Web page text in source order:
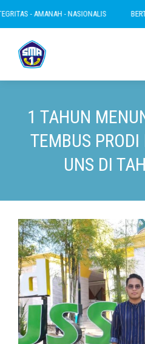
- AMANAH - NASIONALIS BERTAKWA
1 TAHUN
TEMBUS PRODI
UNS DI